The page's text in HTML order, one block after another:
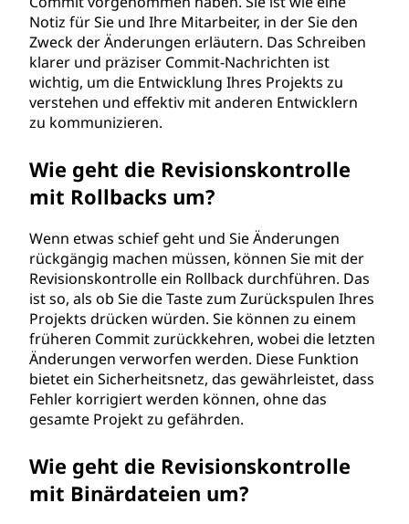
Notiz für Sie und Ihre Mitarbeiter, in der Sie den
Zweck der Änderungen erläutern. Das Schreiben
klarer und präziser Commit-Nachrichten ist
wichtig, um die Entwicklung Ihres Projekts zu
verstehen und effektiv mit anderen Entwicklern
zu kommunizieren.
Wie geht die Revisionskontrolle
mit Rollbacks um?
Wenn etwas schief geht und Sie Änderungen
rückgängig machen müssen, können Sie mit der
Revisionskontrolle ein Rollback durchführen. Das
ist so, als ob Sie die Taste zum Zurückspulen Ihres
Projekts drücken würden. Sie können zu einem
früheren Commit zurückkehren, wobei die letzten
Änderungen verworfen werden. Diese Funktion
bietet ein Sicherheitsnetz, das gewährleistet, dass
Fehler korrigiert werden können, ohne das
gesamte Projekt zu gefährden.
Wie geht die Revisionskontrolle
mit Binärdateien um?